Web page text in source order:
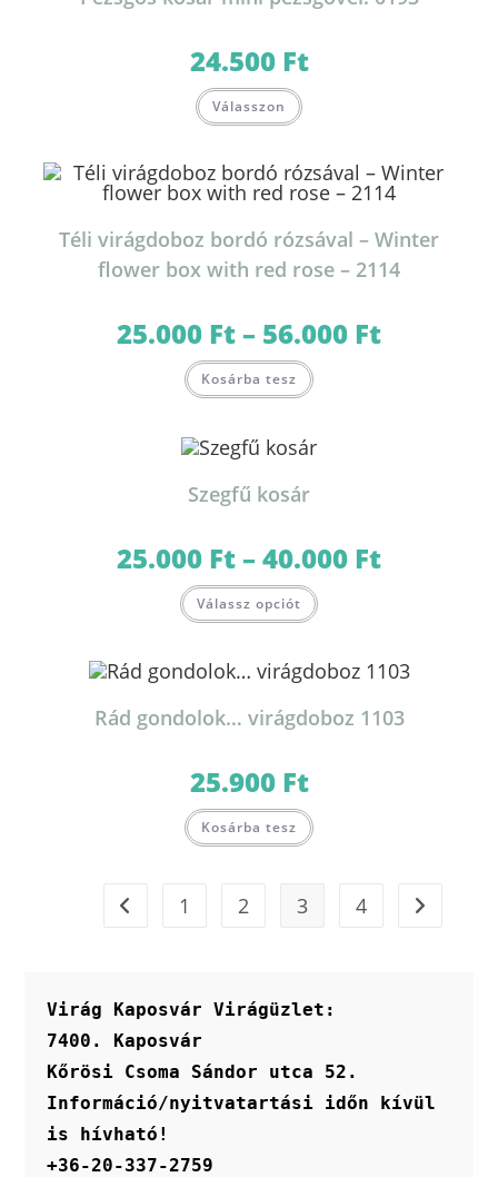
termékoldalon
24.500 Ft
Válasszon
Téli virágdoboz bordó rózsával – Winter
flower box with red rose – 2114
25.000 Ft– 56.000 Ft25.000 Ft
Kosárba tesz a
van.
Szegfű kosár
25.000 Ft–40.000 Ft25.000 Ft
Válassz opciót a
van.
A
a
termékoldalon
Rád gondolok… virágdoboz 1103
25.900 Ft
Kosárba tesz
1 2 3 4
Virág Kaposvár Virágüzlet:
7400. Kaposvár
Kőrösi Csoma Sándor utca 52.
Információ/nyitvatartási időn kívül
is hívható!
+36-20-337-2759